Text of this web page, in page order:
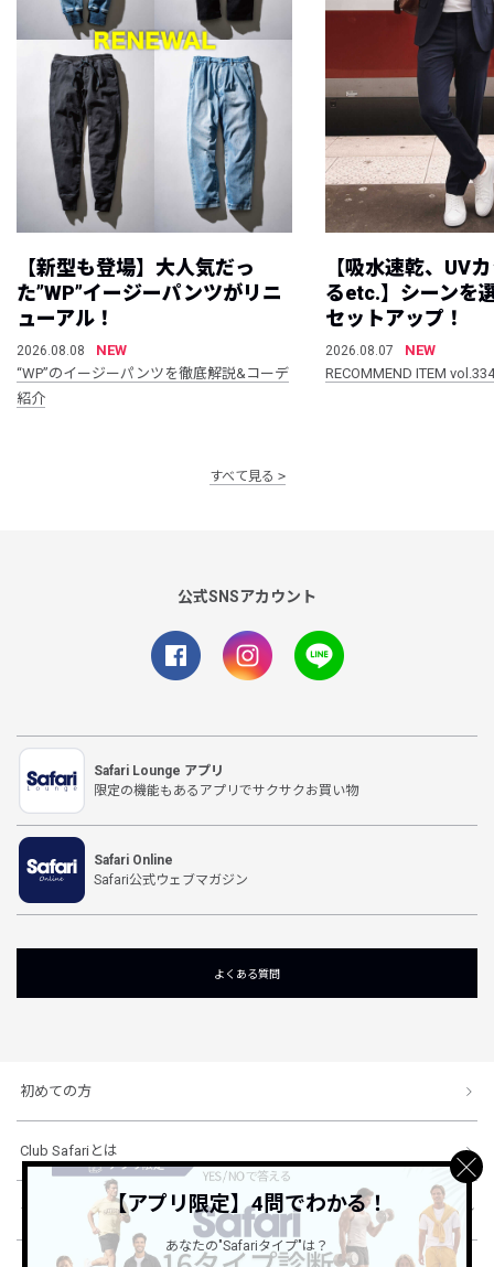
【新型も登場】大人気だっ
た”WP”イージーパンツがリニ
ューアル！
2026.08.08
NEW
“WP”のイージーパンツを徹底解説&コーデ
紹介
【吸水速乾、UV
るetc.】シーンを
セットアップ！
2026.08.07
NEW
RECOMMEND ITEM vol.334
すべて見る
公式SNSアカウント
Safari Lounge アプリ
限定の機能もあるアプリでサクサクお買い物
Safari Online
Safari公式ウェブマガジン
よくある質問
初めての方
Club Safariとは
ショッピングガイド【アプリ限定】4問でわかる！
あなたの"Safariタイプ"は？